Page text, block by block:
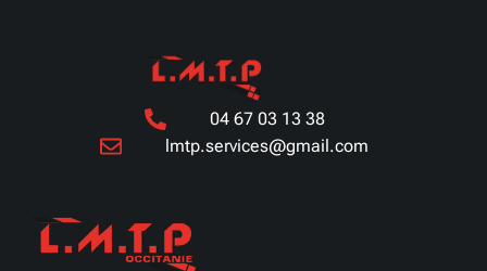
04 67 03 13 38
lmtp.services@gmail.com